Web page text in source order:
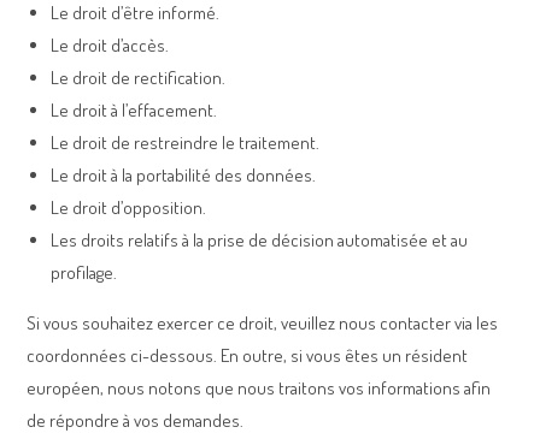
Le droit d’être informé.
Le droit d’accès.
Le droit de rectification.
Le droit à l’effacement.
Le droit de restreindre le traitement.
Le droit à la portabilité des données.
Le droit d’opposition.
Les droits relatifs à la prise de décision automatisée et au
profilage.
Si vous souhaitez exercer ce droit, veuillez nous contacter via les
coordonnées ci-dessous. En outre, si vous êtes un résident
européen, nous notons que nous traitons vos informations afin
de répondre à vos demandes.